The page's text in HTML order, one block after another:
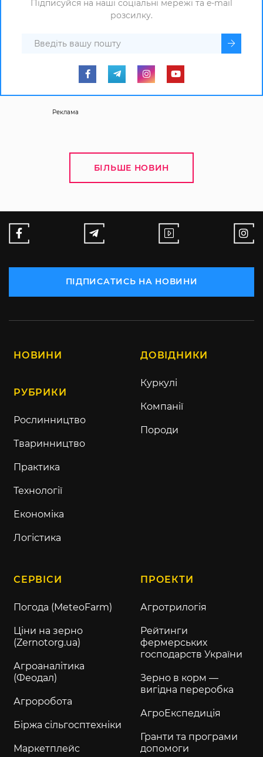
Підписуйся на наші соціальні мережі та e-mail
розсилку.
Реклама
БІЛЬШЕ НОВИН
ПІДПИСАТИСЬ НА НОВИНИ
НОВИНИ
РУБРИКИ
Рослинництво
Тваринництво
Практика
Технології
Економіка
Логістика
ДОВІДНИКИ
Куркулі
Компанії
Породи
СЕРВІСИ
Погода (MeteoFarm)
Ціни на зерно
(Zernotorg.ua)
Агроаналітика
(Феодал)
Агроробота
Біржа сільгосптехніки
Маркетплейс
ПРОЕКТИ
Агротрилогія
Рейтинги
фермерських
господарств України
Зерно в корм —
вигідна переробка
АгроЕкспедиція
Гранти та програми
допомоги